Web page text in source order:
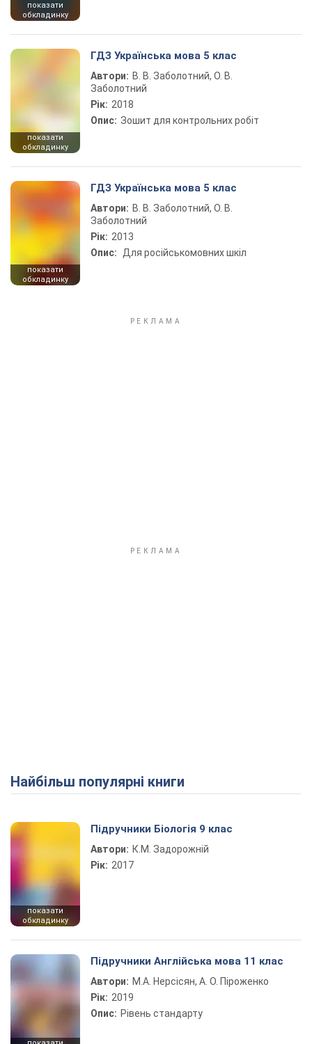
показати
обкладинку
показати
обкладинку
ГДЗ Українська мова 5 клас
Автори: В. В. Заболотний, О. В.
Заболотний
Рік: 2018
Опис: Зошит для контрольних робіт
показати
обкладинку
ГДЗ Українська мова 5 клас
Автори: В. В. Заболотний, О. В.
Заболотний
Рік: 2013
Опис:
Для російськомовних шкіл
Найбільш популярні книги
показати
обкладинку
Підручники Біологія 9 клас
Автори: К.М. Задорожній
Рік: 2017
Підручники Англійська мова 11 клас
Автори: М.А. Нерсісян, А. О. Піроженко
Рік: 2019
Опис: Рівень стандарту